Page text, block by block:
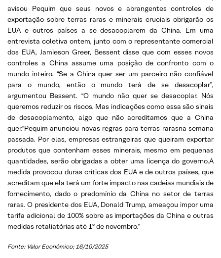
avisou Pequim que seus novos e abrangentes controles de
exportação sobre terras raras e minerais cruciais obrigarão os
EUA e outros países a se desacoplarem da China. Em uma
entrevista coletiva ontem, junto com o representante comercial
dos EUA, Jamieson Greer, Bessent disse que com esses novos
controles a China assume uma posição de confronto com o
mundo inteiro. “Se a China quer ser um parceiro não confiável
para o mundo, então o mundo terá de se desacoplar”,
argumentou Bessent. “O mundo não quer se desacoplar. Nós
queremos reduzir os riscos. Mas indicações como essa são sinais
de desacoplamento, algo que não acreditamos que a China
quer.”Pequim anunciou novas regras para terras rarasna semana
passada. Por elas, empresas estrangeiras que queiram exportar
produtos que contenham esses minerais, mesmo em pequenas
quantidades, serão obrigadas a obter uma licença do governo.A
medida provocou duras críticas dos EUA e de outros países, que
acreditam que ela terá um forte impacto nas cadeias mundiais de
fornecimento, dado o predomínio da China no setor de terras
raras. O presidente dos EUA, Donald Trump, ameaçou impor uma
tarifa adicional de 100% sobre as importações da China e outras
medidas retaliatórias até 1º de novembro.”
Fonte: Valor Econômico; 16/10/2025